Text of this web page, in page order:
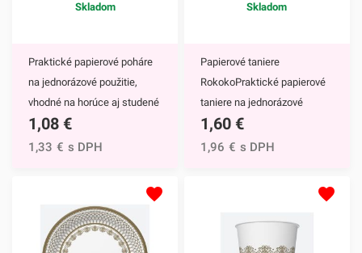
Skladom
Praktické papierové poháre
na jednorázové použitie,
vhodné na horúce aj studené
nápoje. Vďaka ich
elegantnému zdobeniu
poháre majú nepochybne
mnoho výhod,
napríklad:keďže ide o
1,08 €
1,33 € s DPH
Skladom
Papierové taniere
RokokoPraktické papierové
taniere na jednorázové
použitie. Vďaka ich
elegantnému zdobeniu
mnoho výhod,
napríklad:keďže ide o
1,60 €
1,96 € s DPH